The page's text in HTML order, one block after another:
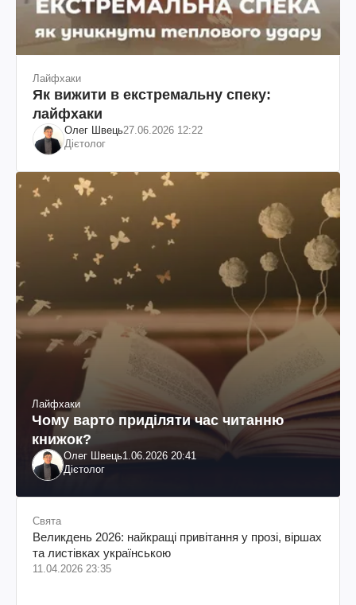
Лайфхаки
Як вижити в екстремальну спеку:
лайфхаки
Олег Швець27.06.2026 12:22
Дієтолог
Лайфхаки
Чому варто приділяти час читанню
книжок?
Олег Швець1.06.2026 20:41
Дієтолог
Свята
Великдень 2026: найкращі привітання у прозі, віршах
та листівках українською
11.04.2026 23:35